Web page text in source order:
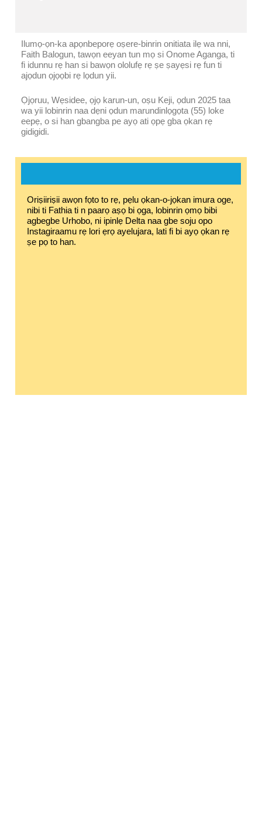
Ilumọ-ọn-ka apọnbeporẹ oṣere-binrin onitiata ilẹ wa nni,
Faith Balogun, tawọn eeyan tun mọ si Onome Aganga, ti
fi idunnu rẹ han si bawọn ololufẹ rẹ ṣe ṣayẹsi rẹ fun ti
ajọdun ọjọọbi rẹ lọdun yii.
Ọjọruu, Wẹsidee, ọjọ karun-un, oṣu Keji, ọdun 2025 taa
wa yii lobinrin naa dẹni ọdun marundinlọgọta (55) loke
eepẹ, o si han gbangba pe ayọ ati ọpẹ gba ọkan rẹ
gidigidi.
Oriṣiiriṣii awọn fọto to rẹ, pẹlu ọkan-o-jọkan imura oge,
nibi ti Fathia ti n paarọ aṣọ bi ọga, lobinrin ọmọ bibi
agbegbe Urhobo, ni ipinlẹ Delta naa gbe soju opo
Instagiraamu rẹ lori ẹrọ ayelujara, lati fi bi ayọ ọkan rẹ
ṣe pọ to han.